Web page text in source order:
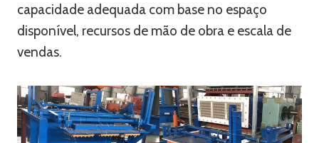
capacidade adequada com base no espaço
disponível, recursos de mão de obra e escala de
vendas.